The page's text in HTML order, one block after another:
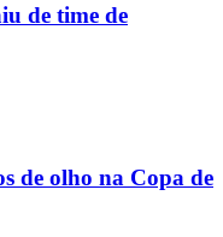
de time de
de olho na Copa de